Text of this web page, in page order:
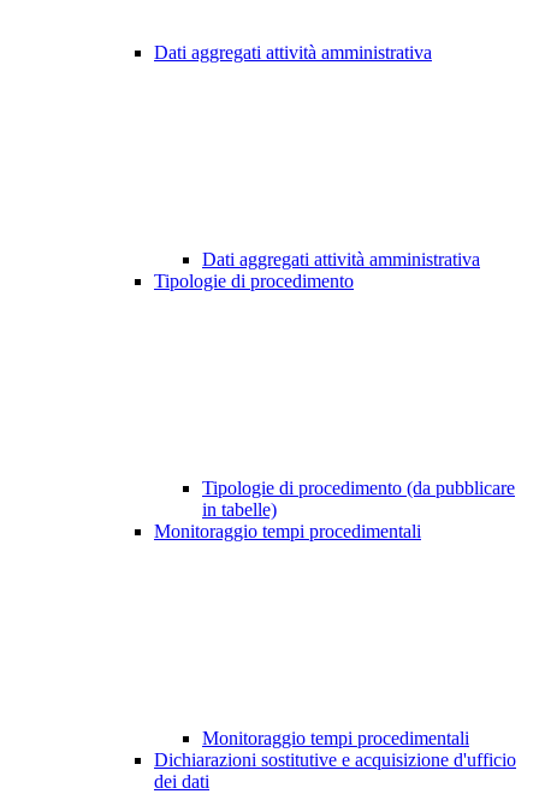
Dati aggregati attività amministrativa
Dati aggregati attività amministrativa
Tipologie di procedimento
Tipologie di procedimento (da pubblicare
in tabelle)
Monitoraggio tempi procedimentali
Monitoraggio tempi procedimentali
Dichiarazioni sostitutive e acquisizione d'ufficio
dei dati